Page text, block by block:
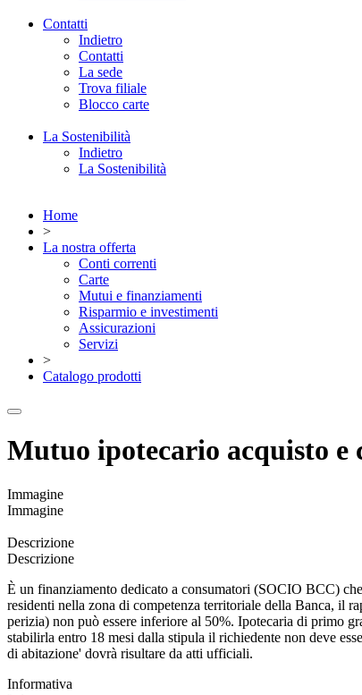
Contatti
Indietro
Contatti
La sede
Trova filiale
Blocco carte
La Sostenibilità
Indietro
La Sostenibilità
Home
>
La nostra offerta
Conti correnti
Carte
Mutui e finanziamenti
Risparmio e investimenti
Assicurazioni
Servizi
>
Catalogo prodotti
Mutuo ipotecario acquisto e
Immagine
Immagine
Descrizione
Descrizione
È un finanziamento dedicato a consumatori (SOCIO BCC)
residenti nella zona di competenza territoriale della Banca, il
perizia) non può essere inferiore al 50%. Ipotecaria di primo
stabilirla entro 18 mesi dalla stipula il richiedente non deve
di abitazione' dovrà risultare da atti ufficiali.
Informativa